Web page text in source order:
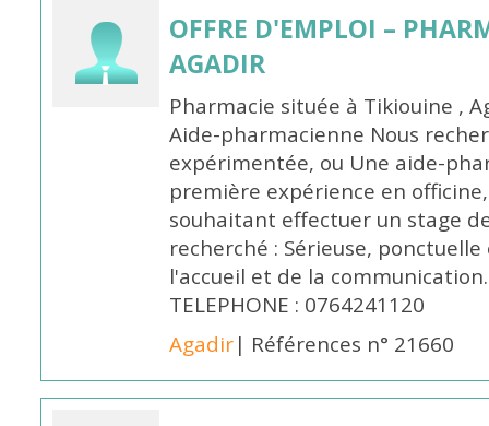
OFFRE D'EMPLOI –
AGADIR
Pharmacie située à Tikiouine ,
Aide-pharmacienne Nous
expérimentée, ou Une aide-
première expérience en
souhaitant effectuer un stage
recherché : Sérieuse,
l'accueil et de la
TELEPHONE : 0764241120
Agadir| Références n° 21660